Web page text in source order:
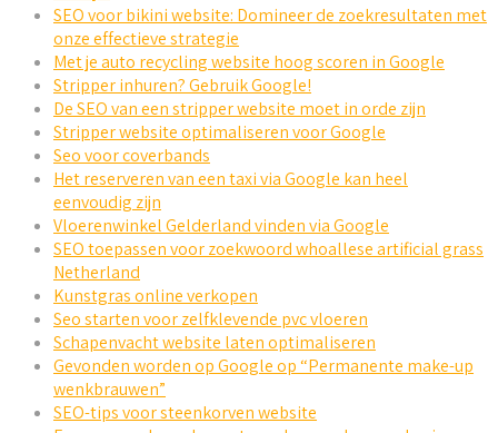
SEO voor bikini website: Domineer de zoekresultaten met
onze effectieve strategie
Met je auto recycling website hoog scoren in Google
Stripper inhuren? Gebruik Google!
De SEO van een stripper website moet in orde zijn
Stripper website optimaliseren voor Google
Seo voor coverbands
Het reserveren van een taxi via Google kan heel
eenvoudig zijn
Vloerenwinkel Gelderland vinden via Google
SEO toepassen voor zoekwoord whoallese artificial grass
Netherland
Kunstgras online verkopen
Seo starten voor zelfklevende pvc vloeren
Schapenvacht website laten optimaliseren
Gevonden worden op Google op “Permanente make-up
wenkbrauwen”
SEO-tips voor steenkorven website